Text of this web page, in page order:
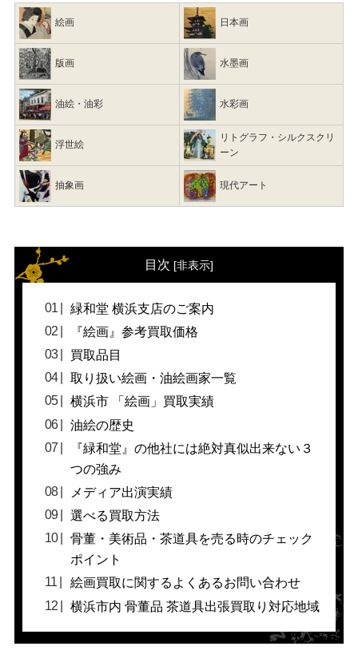
絵画 日本画
版画 水墨画
油絵・油彩 水彩画
浮世絵
リトグラフ・シルクスクリ
ーン
抽象画 現代アート
目次 [非表示]
緑和堂 横浜支店のご案内
『絵画』参考買取価格
買取品目
取り扱い絵画・油絵画家一覧
横浜市 「絵画」買取実績
油絵の歴史
『緑和堂』の他社には絶対真似出来ない３
つの強み
メディア出演実績
選べる買取方法
骨董・美術品・茶道具を売る時のチェック
ポイント
絵画買取に関するよくあるお問い合わせ
横浜市内 骨董品 茶道具出張買取り対応地域